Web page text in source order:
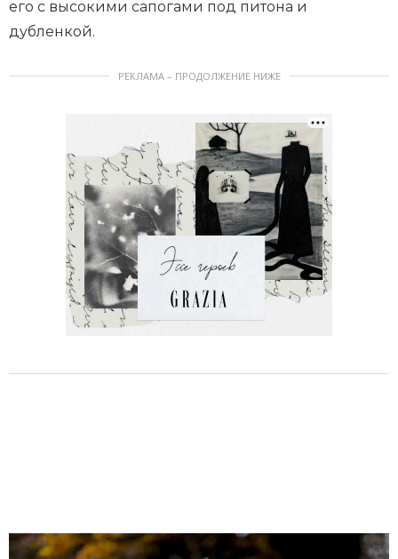
его с высокими сапогами под питона и
дубленкой.
РЕКЛАМА – ПРОДОЛЖЕНИЕ НИЖЕ